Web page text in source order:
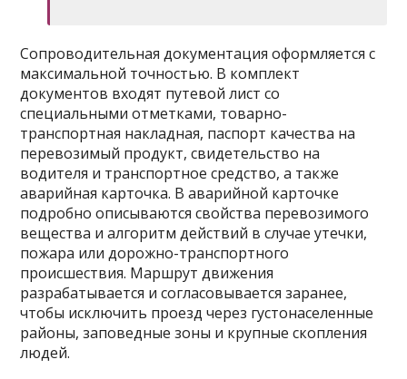
Сопроводительная документация оформляется с
максимальной точностью. В комплект
документов входят путевой лист со
специальными отметками, товарно-
транспортная накладная, паспорт качества на
перевозимый продукт, свидетельство на
водителя и транспортное средство, а также
аварийная карточка. В аварийной карточке
подробно описываются свойства перевозимого
вещества и алгоритм действий в случае утечки,
пожара или дорожно-транспортного
происшествия. Маршрут движения
разрабатывается и согласовывается заранее,
чтобы исключить проезд через густонаселенные
районы, заповедные зоны и крупные скопления
людей.